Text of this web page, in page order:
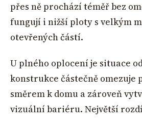
přes ně prochází téměř bez
fungují i nižší ploty s velkým
otevřených částí.
U plného oplocení je situace
konstrukce částečně omezuje
směrem k domu a zároveň
vizuální bariéru. Největší